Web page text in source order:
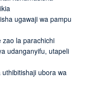
ugawaji wa pampu
zao la parachichi
udanganyifu, utapeli
ubora wa